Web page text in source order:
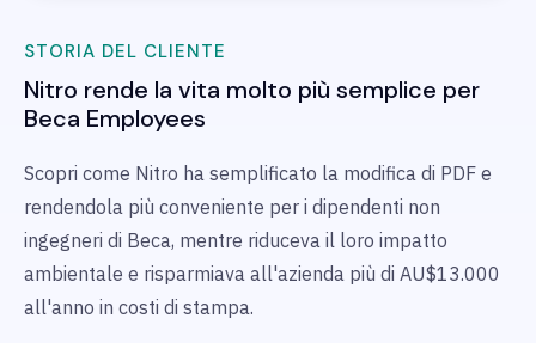
STORIA DEL CLIENTE
Nitro rende la vita molto più semplice per
Beca Employees
Scopri come Nitro ha semplificato la modifica di PDF e
rendendola più conveniente per i dipendenti non
ingegneri di Beca, mentre riduceva il loro impatto
ambientale e risparmiava all'azienda più di AU$13.000
all'anno in costi di stampa.